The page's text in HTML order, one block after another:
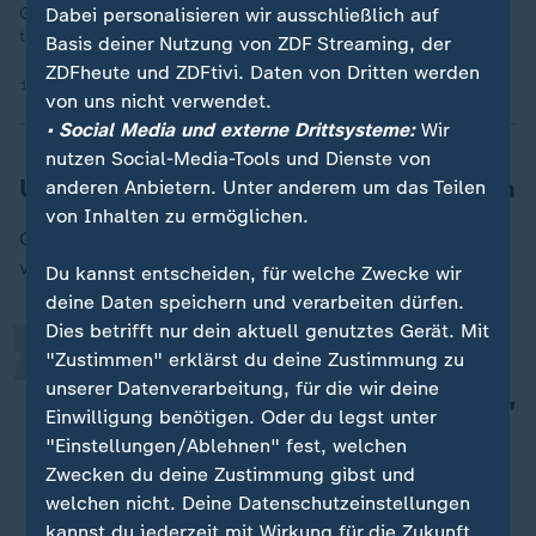
Geld zu verdienen. Ihr Erfolgsrezept: sexy aussehen, erotisch
tanzen und gepflegte Konversation mit Kunden.
Unkomplizierte Hilfe, ohne Bedingungen
Carelli geht zurück zu seinem Bus. "Das passiert mit
vielen Leuten", sagt er.
Die kommen nach Frankfurt,
genießen eine Zeit lang den Lifestyle,
die Drogenszene - aber irgendwann
ist Sense im Karton.
„
Roberto Carelli, Streetworker
Dabei personalisieren wir ausschließlich auf
Basis deiner Nutzung von ZDF Streaming, der
ZDFheute und ZDFtivi. Daten von Dritten werden
von uns nicht verwendet.
• Social Media und externe Drittsysteme:Wir
nutzen Social-Media-Tools und Dienste von
anderen Anbietern. Unter anderem um das Teilen
von Inhalten zu ermöglichen.
Du kannst entscheiden, für welche Zwecke wir
deine Daten speichern und verarbeiten dürfen.
Dies betrifft nur dein aktuell genutztes Gerät. Mit
"Zustimmen" erklärst du deine Zustimmung zu
unserer Datenverarbeitung, für die wir deine
Einwilligung benötigen. Oder du legst unter
"Einstellungen/Ablehnen" fest, welchen
Zwecken du deine Zustimmung gibst und
welchen nicht. Deine Datenschutzeinstellungen